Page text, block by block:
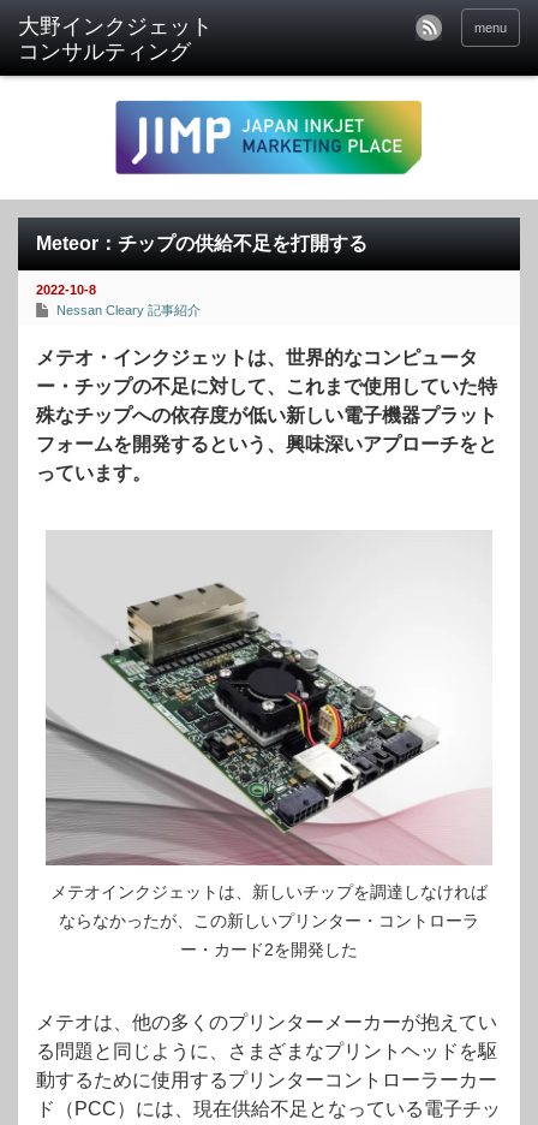
menu
Meteor：チップの供給不足を打開する
2022-10-8
Nessan Cleary 記事紹介
メテオ・インクジェットは、世界的なコンピュータ
ー・チップの不足に対して、これまで使用していた特
殊なチップへの依存度が低い新しい電子機器プラット
フォームを開発するという、興味深いアプローチをと
っています。
メテオインクジェットは、新しいチップを調達しなければ
ならなかったが、この新しいプリンター・コントローラ
ー・カード2を開発した
メテオは、他の多くのプリンターメーカーが抱えてい
る問題と同じように、さまざまなプリントヘッドを駆
動するために使用するプリンターコントローラーカー
ド（PCC）には、現在供給不足となっている電子チッ